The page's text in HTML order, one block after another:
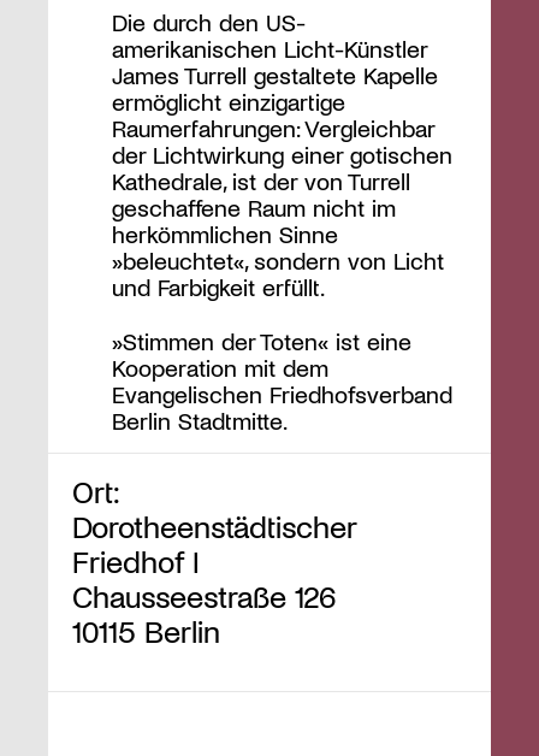
Die durch den US-
amerikanischen Licht-Künstler
James Turrell gestaltete Kapelle
ermöglicht einzigartige
Raumerfahrungen: Vergleichbar
der Lichtwirkung einer gotischen
Kathedrale, ist der von Turrell
geschaffene Raum nicht im
herkömmlichen Sinne
»beleuchtet«, sondern von Licht
und Farbigkeit erfüllt.
»Stimmen der Toten« ist eine
Kooperation mit dem
Evangelischen Friedhofsverband
Berlin Stadtmitte.
Ort:
Dorotheenstädtischer
Friedhof I
Chausseestraße 126
10115 Berlin